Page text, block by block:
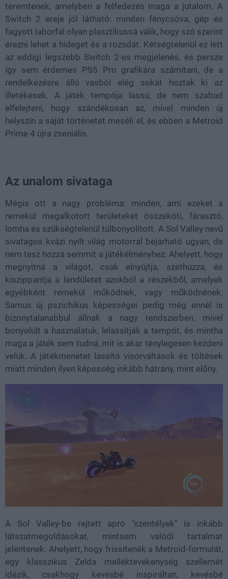
teremtenek, amelyben a felfedezés maga a jutalom. A
Switch 2 ereje jól látható: minden fénycsóva, gép és
fagyott laborfal olyan plasztikussá válik, hogy szó szerint
érezni lehet a hideget és a rozsdát. Kétségtelenül ez lett
az eddigi legszebb Switch 2-es megjelenés, és persze
így sem érdemes PS5 Pro grafikára számítani, de a
rendelkezésre álló vasból elég sokat hoztak ki az
illetékesek. A játék tempója lassú, de nem szabad
elfelejteni, hogy szándékosan az, mivel minden új
helyszín a saját történetét meséli el, és ebben a Metroid
Prime 4 újra zseniális.
Az unalom sivataga
Mégis ott a nagy probléma: minden, ami ezeket a
remekül megalkotott területeket összeköti, fárasztó,
lomha és szükségtelenül túlbonyolított. A Sol Valley nevű
sivatagos kvázi nyílt világ motorral bejárható ugyan, de
nem tesz hozzá semmit a játékélményhez. Ahelyett, hogy
megnyitná a világot, csak elnyújtja, széthúzza, és
kiszippantja a lendületet azokból a részekből, amelyek
egyébként remekül működnek, vagy működnének.
Samus új pszichikus képességei pedig még ennél is
bizonytalanabbul állnak a nagy rendszerben, mivel
bonyolult a használatuk, lelassítják a tempót, és mintha
maga a játék sem tudná, mit is akar ténylegesen kezdeni
velük. A játékmenetet lassító visorváltások és töltések
miatt minden ilyen képesség inkább hátrány, mint előny.
A Sol Valley-be rejtett apró "szentélyek" is inkább
látszatmegoldásokat, mintsem valódi tartalmat
jelentenek. Ahelyett, hogy frissítenék a Metroid-formulát,
egy klasszikus Zelda melléktevékenység szellemét
idézik, csakhogy kevésbé inspiráltan, kevésbé